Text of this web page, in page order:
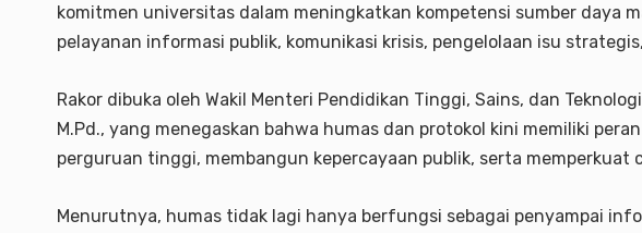
komitmen universitas dalam meningkatkan kompetensi sumber daya
pelayanan informasi publik, komunikasi krisis, pengelolaan isu
Rakor dibuka oleh Wakil Menteri Pendidikan Tinggi, Sains, dan
M.Pd., yang menegaskan bahwa humas dan protokol kini memiliki
perguruan tinggi, membangun kepercayaan publik, serta memperkuat
Menurutnya, humas tidak lagi hanya berfungsi sebagai penyampai